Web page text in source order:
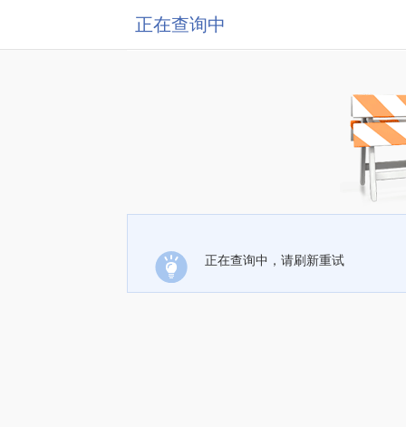
正在查询中
正在查询中，请刷新重试